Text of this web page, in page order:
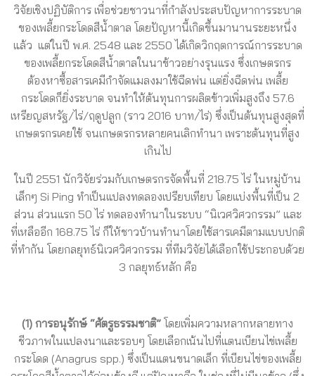
วิจัยเชิงปฏิบัติการ เพื่อช่วยชาวนาที่กำลังประสบปัญหาการระบาด
ของเพลี้ยกระโดดสีน้ำตาล โดยปัญหานี้เกิดขึ้นมานานระยะหนึ่ง
แล้ว แต่ในปี พ.ศ. 2548 และ 2550 ได้เกิดวิกฤตการณ์การระบาด
ของเพลี้ยกระโดดสีน้ำตาลในนาข้าวอย่างรุนแรง ซึ่งเกษตรกร
ต้องหาซื้อสารเคมีกำจัดแมลงมาใช้ฉีดพ่น แต่ยิ่งฉีดพ่น เพลี้ย
กระโดดก็ยิ่งระบาด จนทำให้ต้นทุนการผลิตข้าวเพิ่มสูงถึง 57.6
เหรียญสหรัฐ/ไร่/ฤดูปลูก (ราว 2016 บาท/ไร่) ซึ่งเป็นต้นทุนสูงสุดที่
เกษตรกรเคยใช้ จนเกษตรกรหลายคนเลิกทำนา เพราะต้นทุนที่สูง
เกินไป
ในปี 2551 นักวิจัยร่วมกับเกษตรกรจัดพื้นที่ 218.75 ไร่ ในหมู่บ้าน
เล็กๆ Si Ping ทำเป็นแปลงทดลองเปรียบเทียบ โดยแบ่งพื้นที่เป็น 2
ส่วน ส่วนแรก 50 ไร่ ทดลองทำนาในระบบ “นิเวศวิศวกรรม” และ
ที่เหลืออีก 168.75 ไร่ ก็ให้ชาวบ้านทำนาโดยใช้สารเคมีตามแบบปกติ
ที่ทำกัน โดยกลยุทธ์นิเวศวิศวกรรม ที่ทีมวิจัยได้เลือกใช้ประกอบด้วย
3 กลยุทธ์หลัก คือ
(1) การอนุรักษ์ “ศัตรูธรรมชาติ” โดยเพิ่มความหลากหลายทาง
ชีวภาพในแปลงนาและรอบๆ โดยเลือกเน้นไปที่แตนเบียนไข่เพลี้ย
กระโดด (Anagrus spp.) ซึ่งเป็นแตนขนาดเล็ก ที่เบียนไข่ของเพลี้ย